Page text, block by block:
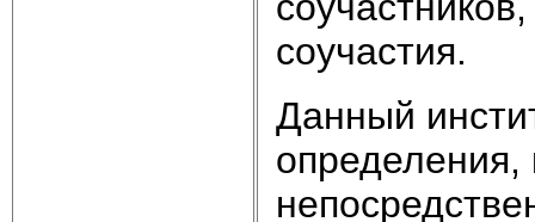
соучастия.
Данный
определения,